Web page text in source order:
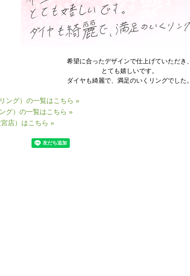
希望に合ったデザインで仕上げていただき、
とても嬉しいです。
ダイヤも綺麗で、満足のいくリングでした。
ング）の一覧はこちら »
グ）の一覧はこちら »
店）はこちら »